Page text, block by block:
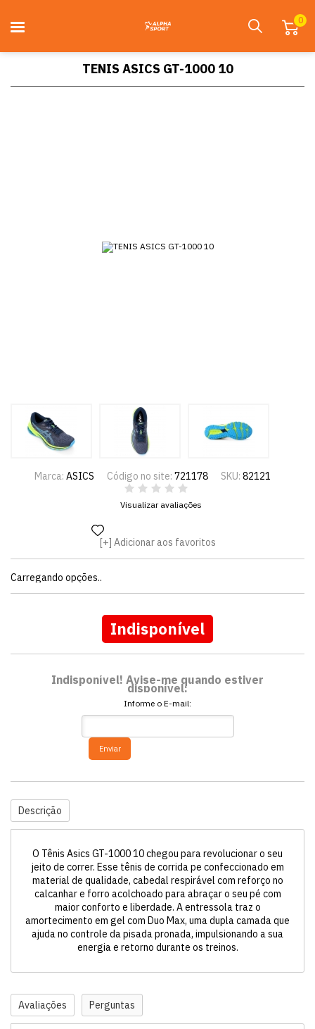
0
TENIS ASICS GT-1000 10
Marca: ASICS Código no site: 721178 SKU: 82121
Visualizar avaliações
Adicionar aos favoritos
Carregando opções..
Indisponível
Indisponível! Avise-me quando estiver
disponível:
Informe o E-mail:
Enviar
Descrição
O Tênis Asics GT-1000 10 chegou para revolucionar o seu
jeito de correr. Esse tênis de corrida pe confeccionado em
material de qualidade, cabedal respirável com reforço no
calcanhar e forro acolchoado para abraçar o seu pé com
maior conforto e liberdade. A entressola traz o
amortecimento em gel com Duo Max, uma dupla camada que
ajuda no controle da pisada pronada, impulsionando a sua
energia e retorno durante os treinos.
Avaliações Perguntas